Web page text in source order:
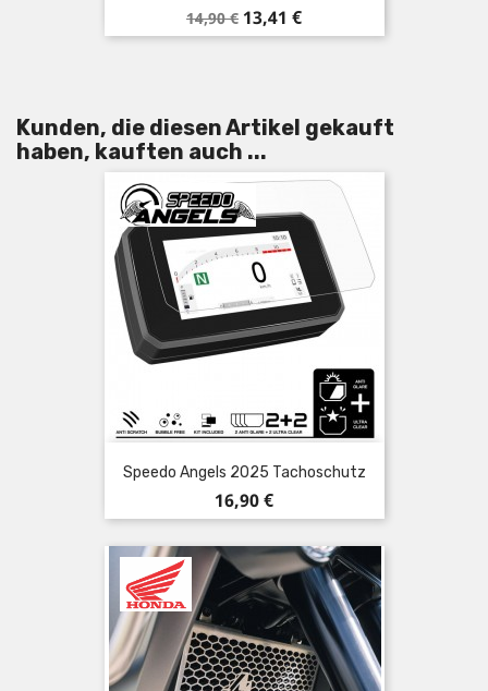
Verkaufspreis
14,90 € Preis
13,41 €
Kunden, die diesen Artikel gekauft
haben, kauften auch ...
Speedo Angels 2025 Tachoschutz
Preis
16,90 €